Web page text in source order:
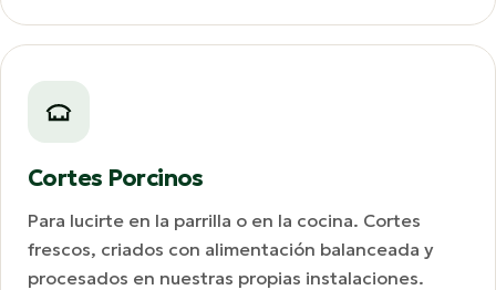
Cortes Porcinos
Para lucirte en la parrilla o en la cocina. Cortes
frescos, criados con alimentación balanceada y
procesados en nuestras propias instalaciones.